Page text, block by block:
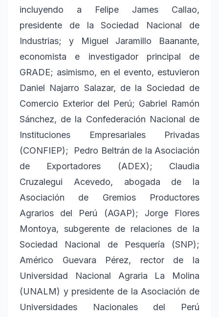
incluyendo a Felipe James Callao,
presidente de la Sociedad Nacional de
Industrias; y Miguel Jaramillo Baanante,
economista e investigador principal de
GRADE; asimismo, en el evento, estuvieron
Daniel Najarro Salazar, de la Sociedad de
Comercio Exterior del Perú; Gabriel Ramón
Sánchez, de la Confederación Nacional de
Instituciones Empresariales Privadas
(CONFIEP); Pedro Beltrán de la Asociación
de Exportadores (ADEX); Claudia
Cruzalegui Acevedo, abogada de la
Asociación de Gremios Productores
Agrarios del Perú (AGAP); Jorge Flores
Montoya, subgerente de relaciones de la
Sociedad Nacional de Pesquería (SNP);
Américo Guevara Pérez, rector de la
Universidad Nacional Agraria La Molina
(UNALM) y presidente de la Asociación de
Universidades Nacionales del Perú